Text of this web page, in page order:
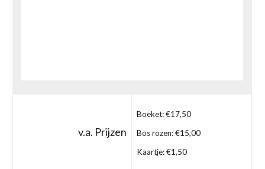
v.a. Prijzen
Boeket: €17,50
Bos rozen: €15,00
Kaartje: €1,50